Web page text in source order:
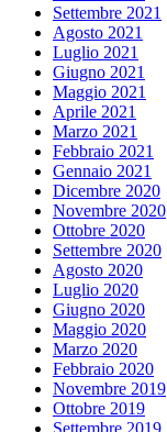
Settembre 2021
Agosto 2021
Luglio 2021
Giugno 2021
Maggio 2021
Aprile 2021
Marzo 2021
Febbraio 2021
Gennaio 2021
Dicembre 2020
Novembre 2020
Ottobre 2020
Settembre 2020
Agosto 2020
Luglio 2020
Giugno 2020
Maggio 2020
Marzo 2020
Febbraio 2020
Novembre 2019
Ottobre 2019